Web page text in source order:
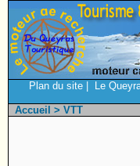
Plan du site Le
Accueil > VTT